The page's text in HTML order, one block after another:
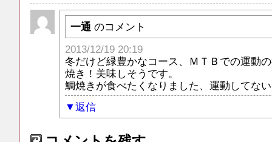
一通 のコメント
2013/12/19 20:19
冬だけど緑豊かなコース、ＭＴＢでの運動
焼き！美味しそうです。
鯛焼きが食べたくなりました、運動してな
返信